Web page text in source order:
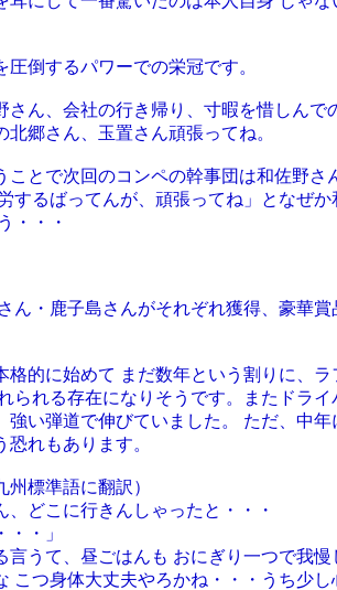
倒するパワーでの栄冠です。
ん、会社の行き帰り、寸暇を惜しんで
郷さん、玉置さん頑張ってね。
とで次回のコンペの幹事団は和佐野さ
するばってんが、頑張ってね」となぜか
・・・
ん・鹿子島さんがそれぞれ獲得、豪華賞
的に始めて まだ数年という割りに、ラ
られる存在になりそうです。またドライ
い弾道で伸びていました。 ただ、中年
れもあります。
標準語に翻訳）
どこに行きんしゃったと・・・
・」
うて、昼ごはんも おにぎり一つで我慢
身体大丈夫やろかね・・・うち少し